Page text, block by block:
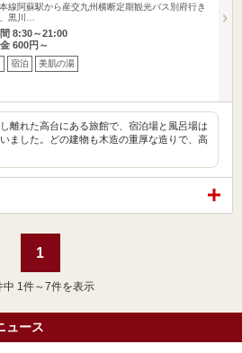
線阿蘇駅から産交九州横断定期観光バス別府行き
黒川…
8:30～21:00
600円～
宿泊 美肌の湯
離れた高台にある旅館で、宿泊場と風呂場は
ました。どの建物も木造の重厚な造りで、高
1
中 1件～7件を表示
ュース